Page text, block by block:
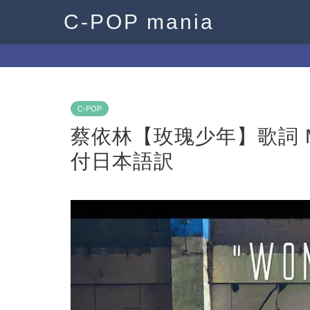
C-POP mania
C-POP
蔡依林【玫瑰少年】歌
付日本語訳